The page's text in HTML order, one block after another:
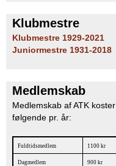
Klubmestre
Klubmestre 1929-2021
Juniormestre 1931-2018
Medlemskab
Medlemskab af ATK koster
følgende pr. år:
Fuldtidsmedlem 1100 kr
Dagmedlem 900 kr